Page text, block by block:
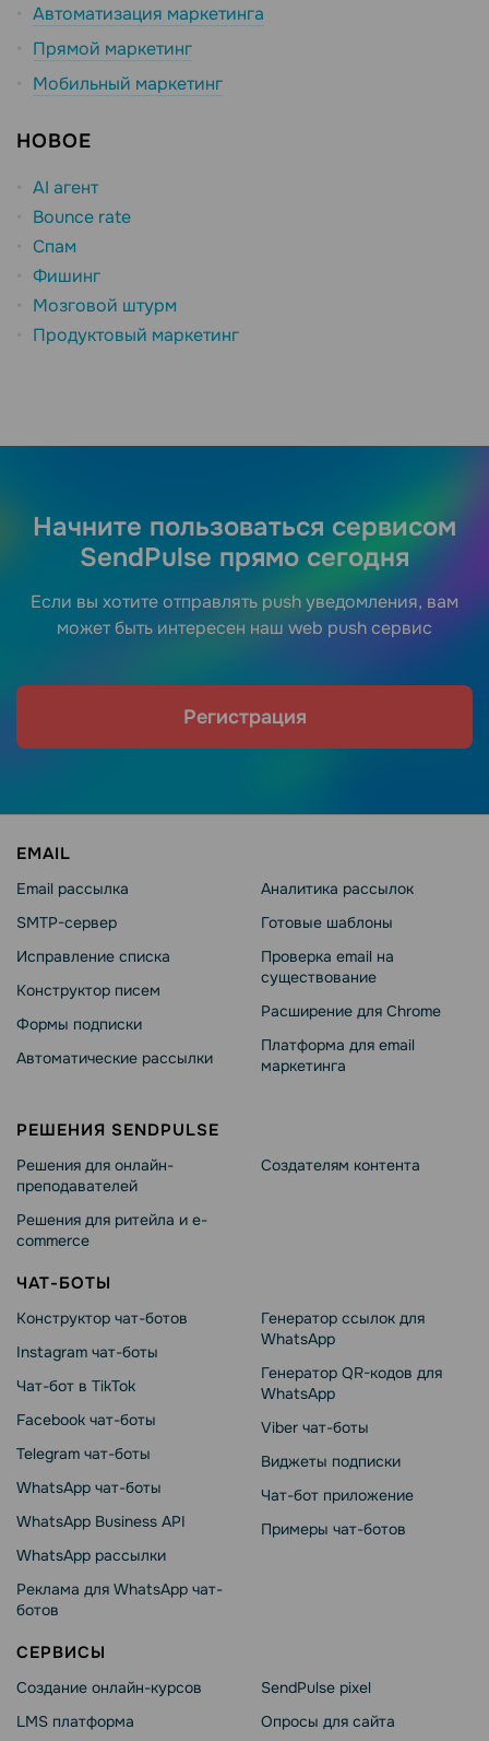
Автоматизация маркетинга
Прямой маркетинг
Мобильный маркетинг
НОВОЕ
AI агент
Bounce rate
Спам
Фишинг
Мозговой штурм
Продуктовый маркетинг
Начните пользоваться сервисом
SendPulse прямо сегодня
Если вы хотите отправлять push уведомления, вам
может быть интересен наш web push сервис
Регистрация
EMAIL
Email рассылка
SMTP-сервер
Исправление списка
Конструктор писем
Формы подписки
Автоматические рассылки
Аналитика рассылок
Готовые шаблоны
Проверка email на
существование
Расширение для Chrome
Платформа для email
маркетинга
РЕШЕНИЯ SENDPULSE
Решения для онлайн-
преподавателей
Решения для ритейла и e-
commerce
Создателям контента
ЧАТ-БОТЫ
Конструктор чат-ботов
Instagram чат-боты
Чат-бот в TikTok
Facebook чат-боты
Telegram чат-боты
WhatsApp чат-боты
WhatsApp Business API
WhatsApp рассылки
Реклама для WhatsApp чат-
ботов
Генератор ссылок для
WhatsApp
Генератор QR-кодов для
WhatsApp
Viber чат-боты
Виджеты подписки
Чат-бот приложение
Примеры чат-ботов
СЕРВИСЫ
Создание онлайн-курсов
LMS платформа
SendPulse pixel
Опросы для сайта